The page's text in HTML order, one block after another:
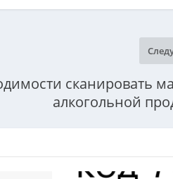
сканировать
алкогольной